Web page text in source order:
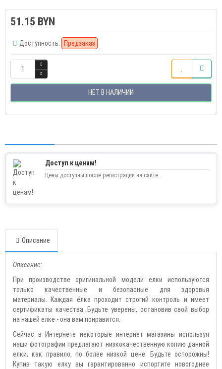
51.15 BYN
Доступность: Предзаказ
НЕТ В НАЛИЧИИ
Доступ к ценам!
Цены доступны после регистрации на сайте.
Описание
Описание:
При производстве оригинальной модели елки используются
только качественные и безопасные для здоровья
материалы. Каждая ёлка проходит строгий контроль и имеет
сертификаты качества. Будьте уверены, остановив свой выбор
на нашей елке - она вам понравится.
Сейчас в Интернете некоторые интернет магазины используя
наши фотографии предлагают низкокачественную копию данной
елки, как правило, по более низкой цене. Будьте осторожны!
Купив такую елку вы гарантированно испортите новогоднее